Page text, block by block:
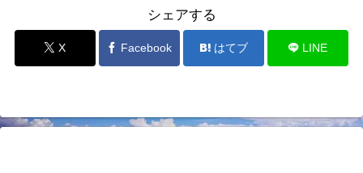
シェアする
X Facebook はてブ LINE